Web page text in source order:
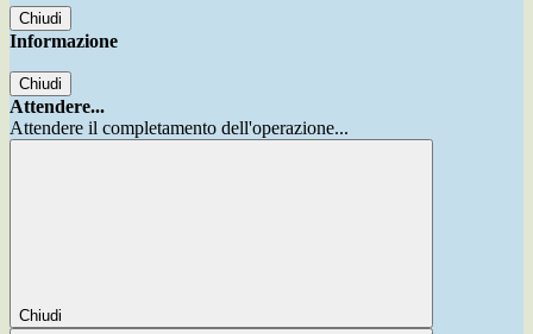
Chiudi
Informazione
Chiudi
Attendere...
Attendere il completamento dell'operazione...
Chiudi